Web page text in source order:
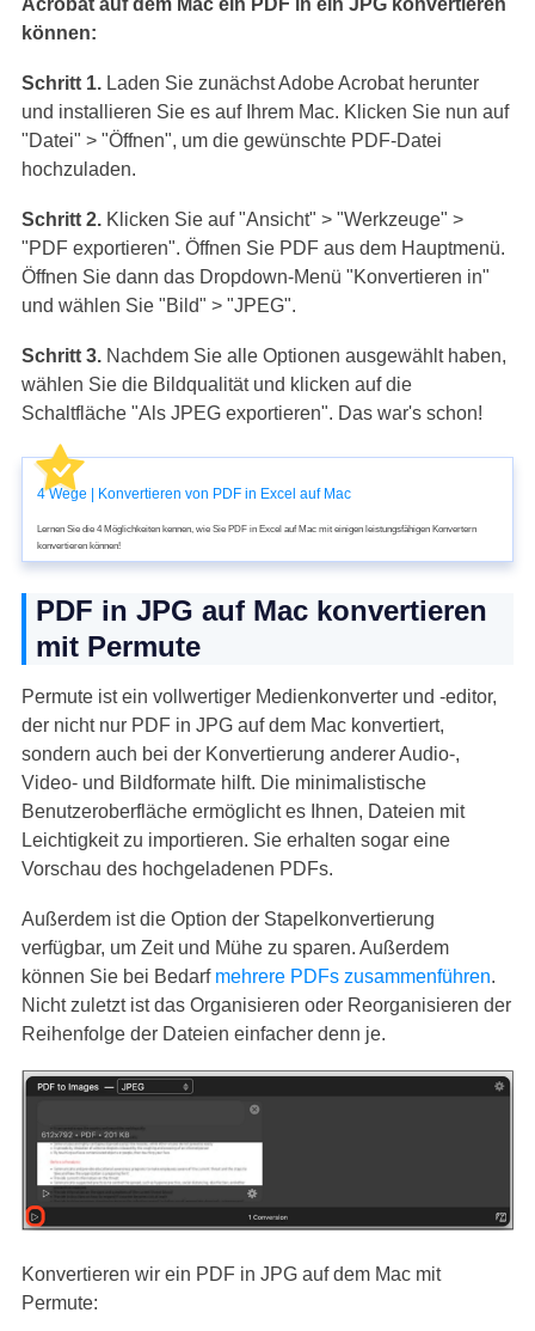
können:
Schritt 1.Laden Sie zunächst Adobe Acrobat herunter
und installieren Sie es auf Ihrem Mac. Klicken Sie nun auf
"Datei" > "Öffnen", um die gewünschte PDF-Datei
hochzuladen.
Schritt 2.Klicken Sie auf "Ansicht" > "Werkzeuge" >
"PDF exportieren". Öffnen Sie PDF aus dem Hauptmenü.
Öffnen Sie dann das Dropdown-Menü "Konvertieren in"
und wählen Sie "Bild" > "JPEG".
Schritt 3.Nachdem Sie alle Optionen ausgewählt haben,
wählen Sie die Bildqualität und klicken auf die
Schaltfläche "Als JPEG exportieren". Das war's schon!
4 Wege | Konvertieren von PDF in Excel auf Mac
Lernen Sie die 4 Möglichkeiten kennen, wie Sie PDF in Excel auf Mac mit einigen leistungsfähigen Konvertern
konvertieren können!
PDF in JPG auf Mac konvertieren
mit Permute
Permute ist ein vollwertiger Medienkonverter und -editor,
der nicht nur PDF in JPG auf dem Mac konvertiert,
sondern auch bei der Konvertierung anderer Audio-,
Video- und Bildformate hilft. Die minimalistische
Benutzeroberfläche ermöglicht es Ihnen, Dateien mit
Leichtigkeit zu importieren. Sie erhalten sogar eine
Vorschau des hochgeladenen PDFs.
Außerdem ist die Option der Stapelkonvertierung
verfügbar, um Zeit und Mühe zu sparen. Außerdem
können Sie bei Bedarf mehrere PDFs zusammenführen.
Nicht zuletzt ist das Organisieren oder Reorganisieren der
Reihenfolge der Dateien einfacher denn je.
Konvertieren wir ein PDF in JPG auf dem Mac mit
Permute: